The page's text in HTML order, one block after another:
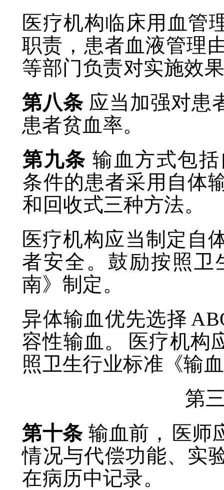
医疗机构临床用血管
职责，患者血液管理
等部门负责对实施效
第八条 应当加强对患
患者贫血率。
第九条输血方式包
条件的患者采用自体
和回收式三种方法。
医疗机构应当制定自
者安全。鼓励按照
南》制定。
异体输血优先选择
容性输血。
医疗机构
照卫生行业标准《输
第
第十条 输血前， 医师
情况与代偿功能、实
在病历中记录。